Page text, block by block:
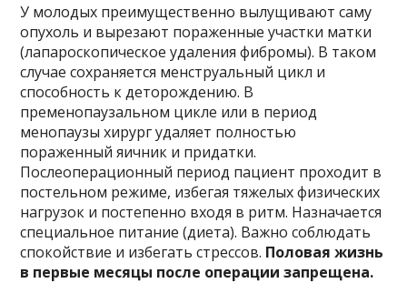
У молодых преимущественно вылущивают саму
опухоль и вырезают пораженные участки матки
(лапароскопическое удаления фибромы). В таком
случае сохраняется менструальный цикл и
способность к деторождению. В
пременопаузальном цикле или в период
менопаузы хирург удаляет полностью
пораженный яичник и придатки.
Послеоперационный период пациент проходит в
постельном режиме, избегая тяжелых физических
нагрузок и постепенно входя в ритм. Назначается
специальное питание (диета). Важно соблюдать
спокойствие и избегать стрессов. Половая жизнь
в первые месяцы после операции запрещена.